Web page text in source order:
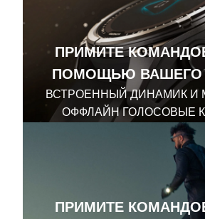
ПРИМИТЕ
ПОМОЩЬЮ ВАШЕГО
ПРИМИТЕ
ВСТРОЕННЫЙ ДИНАМИК И
ОФФЛАЙН ГОЛОСОВЫЕ